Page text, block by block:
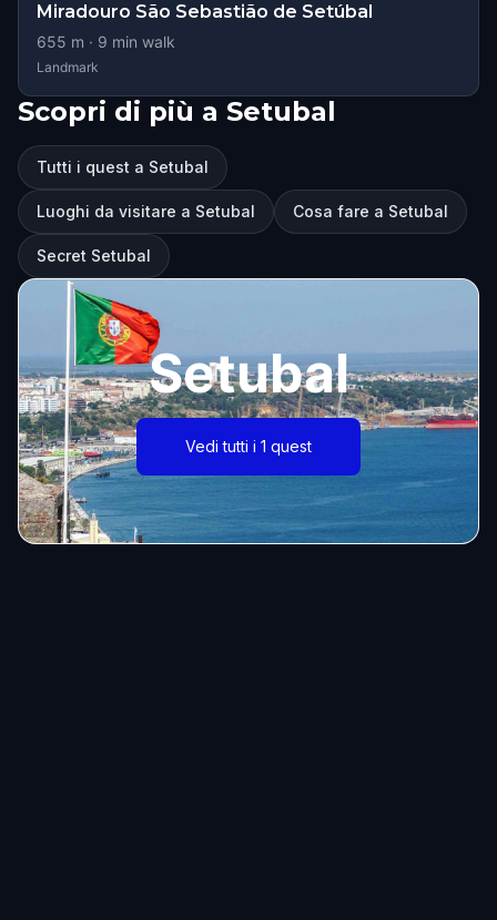
Miradouro São Sebastião de Setúbal
655 m · 9 min walk
Landmark
Scopri di più a Setubal
Tutti i quest a Setubal
Luoghi da visitare a Setubal Cosa fare a Setubal
Secret Setubal
Setubal
Vedi tutti i 1 quest